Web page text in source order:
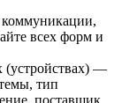
всех форм и
(устройствах) —
тип
поставщик